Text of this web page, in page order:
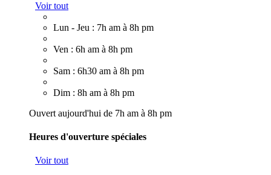
Voir tout
Lun - Jeu : 7h am à 8h pm
Ven : 6h am à 8h pm
Sam : 6h30 am à 8h pm
Dim : 8h am à 8h pm
Ouvert aujourd'hui de 7h am à 8h pm
Heures d'ouverture spéciales
Voir tout